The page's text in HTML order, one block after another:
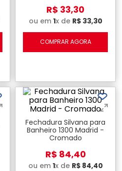
R$ 33,30
ou em 1x de R$ 33,30
COMPRAR AGORA
Fechadura Silvana para
Banheiro 1300 Madrid -
Cromado
R$ 84,40
ou em 1x de R$ 84,40